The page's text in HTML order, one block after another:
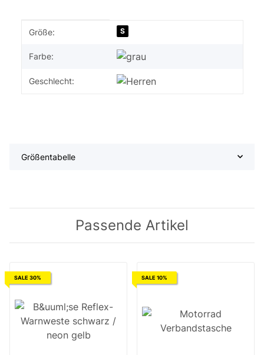
Produkteigenschaft
Wert
Größe: S
Farbe:
Geschlecht:
Größentabelle
Passende Artikel
SALE 30% SALE 10%